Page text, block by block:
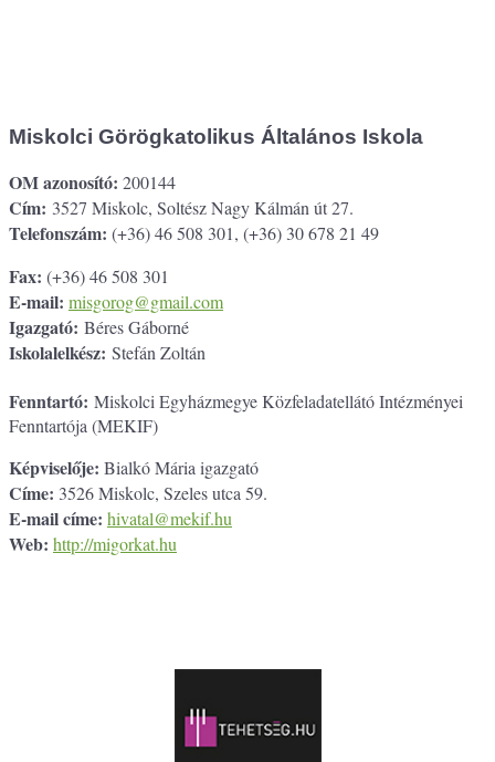
Miskolci Görögkatolikus Általános Iskola
OM azonosító: 200144
Cím: 3527 Miskolc, Soltész Nagy Kálmán út 27.
Telefonszám: (+36) 46 508 301, (+36) 30 678 21 49
Fax: (+36) 46 508 301
E-mail: misgorog@gmail.com
Igazgató: Béres Gáborné
Iskolalelkész: Stefán Zoltán
Fenntartó: Miskolci Egyházmegye Közfeladatellátó Intézményei
Fenntartója (MEKIF)
Képviselője: Bialkó Mária igazgató
Címe: 3526 Miskolc, Szeles utca 59.
E-mail címe: hivatal@mekif.hu
Web: http://migorkat.hu